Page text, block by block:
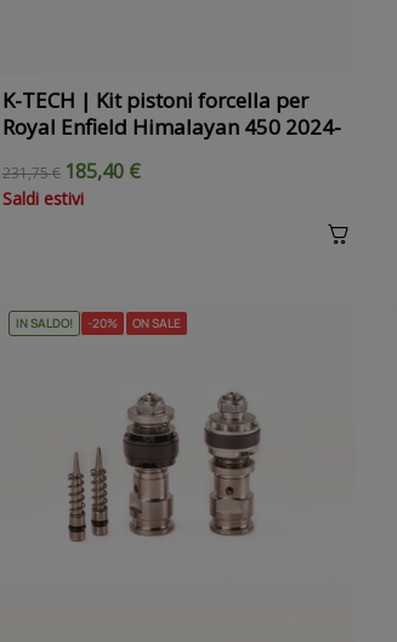
K-TECH | Kit pistoni forcella per
Royal Enfield Himalayan 450 2024-
231,75 € 185,40 €
Saldi estivi
IN SALDO! -20% ON SALE